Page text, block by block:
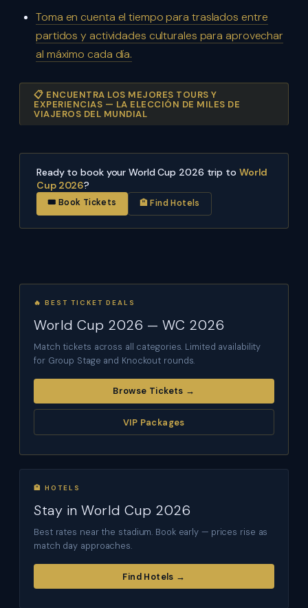
Toma en cuenta el tiempo para traslados entre
partidos y actividades culturales para aprovechar
al máximo cada día.
📋 ENCUENTRA LOS MEJORES TOURS Y
EXPERIENCIAS — LA ELECCIÓN DE MILES DE
VIAJEROS DEL MUNDIAL
Ready to book your World Cup 2026 trip to World
Cup 2026?
🎟 Book Tickets 🏨 Find Hotels
🔥 BEST TICKET DEALS
World Cup 2026 — WC 2026
Match tickets across all categories. Limited availability
for Group Stage and Knockout rounds.
Browse Tickets →
VIP Packages
🏨 HOTELS
Stay in World Cup 2026
Best rates near the stadium. Book early — prices rise as
match day approaches.
Find Hotels →